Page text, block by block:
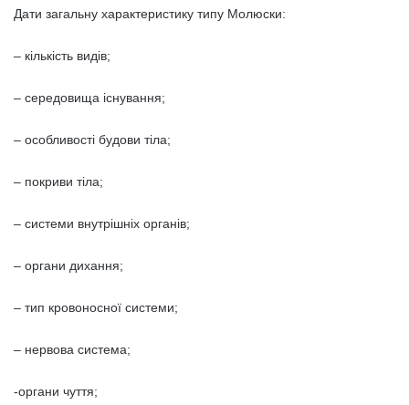
Дати загальну характеристику типу Молюски:
– кількість видів;
– середовища існування;
– особливості будови тіла;
– покриви тіла;
– системи внутрішніх органів;
– органи дихання;
– тип кровоносної системи;
– нервова система;
-органи чуття;